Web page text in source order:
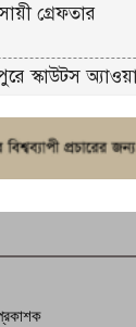
গ্রেফতার
স্কাউটস